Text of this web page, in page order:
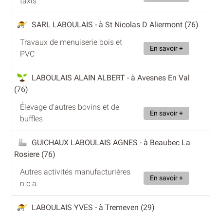
SARL LABOULAIS - à St Nicolas D Aliermont (76)
Travaux de menuiserie bois et
PVC
En savoir +
LABOULAIS ALAIN ALBERT - à Avesnes En Val
(76)
Élevage d'autres bovins et de
buffles
En savoir +
GUICHAUX LABOULAIS AGNES - à Beaubec La
Rosiere (76)
Autres activités manufacturières
n.c.a.
En savoir +
LABOULAIS YVES - à Tremeven (29)